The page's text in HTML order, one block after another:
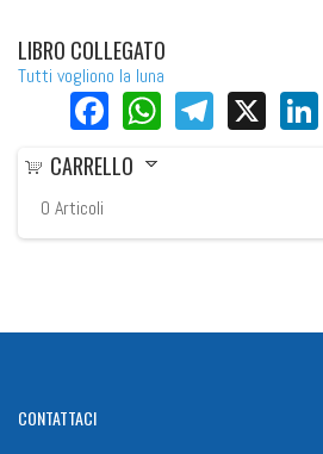
LIBRO COLLEGATO
Tutti vogliono la luna
Facebook
WhatsApp
X
CARRELLO
0 Articoli
CONTATTACI